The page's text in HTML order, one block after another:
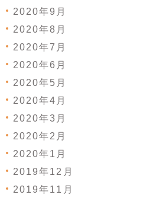
2020年9月
2020年8月
2020年7月
2020年6月
2020年5月
2020年4月
2020年3月
2020年2月
2020年1月
2019年12月
2019年11月